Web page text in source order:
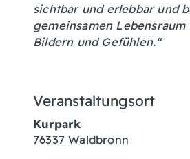
sichtbar und erlebbar und
gemeinsamen Lebensraum
Bildern und Gefühlen.“
Veranstaltungsort
Kurpark
76337 Waldbronn